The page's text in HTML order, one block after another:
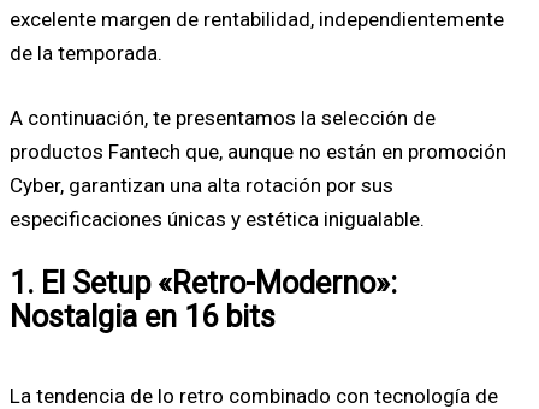
excelente margen de rentabilidad, independientemente
de la temporada.
A continuación, te presentamos la selección de
productos Fantech que, aunque no están en promoción
Cyber, garantizan una alta rotación por sus
especificaciones únicas y estética inigualable.
1. El Setup «Retro-Moderno»:
Nostalgia en 16 bits
La tendencia de lo retro combinado con tecnología de